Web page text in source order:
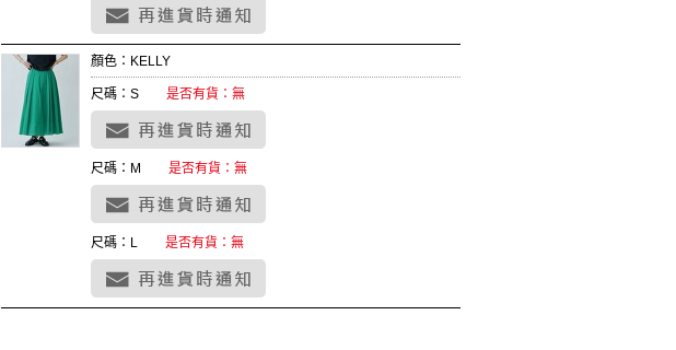
顏色：KELLY
尺碼：S 是否有貨：無
尺碼：M 是否有貨：無
尺碼：L 是否有貨：無